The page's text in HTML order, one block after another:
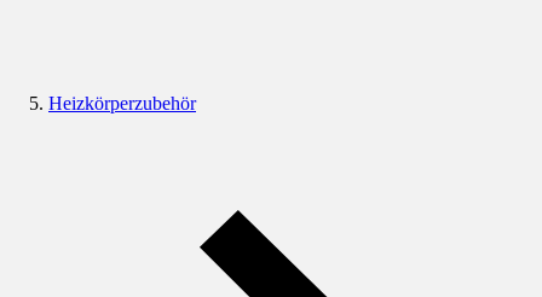
Heizkörperzubehör